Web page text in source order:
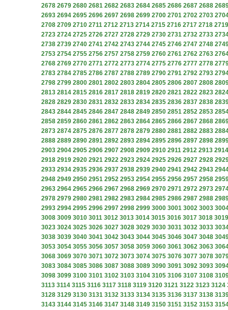
2678 2679 2680 2681 2682 2683 2684 2685 2686 2687 2688
2693 2694 2695 2696 2697 2698 2699 2700 2701 2702 2703
2708 2709 2710 2711 2712 2713 2714 2715 2716 2717 2718 2719
2723 2724 2725 2726 2727 2728 2729 2730 2731 2732 2733
2738 2739 2740 2741 2742 2743 2744 2745 2746 2747 2748
2753 2754 2755 2756 2757 2758 2759 2760 2761 2762 2763
2768 2769 2770 2771 2772 2773 2774 2775 2776 2777 2778
2783 2784 2785 2786 2787 2788 2789 2790 2791 2792 2793
2798 2799 2800 2801 2802 2803 2804 2805 2806 2807 2808
2813 2814 2815 2816 2817 2818 2819 2820 2821 2822 2823
2828 2829 2830 2831 2832 2833 2834 2835 2836 2837 2838
2843 2844 2845 2846 2847 2848 2849 2850 2851 2852 2853
2858 2859 2860 2861 2862 2863 2864 2865 2866 2867 2868
2873 2874 2875 2876 2877 2878 2879 2880 2881 2882 2883
2888 2889 2890 2891 2892 2893 2894 2895 2896 2897 2898
2903 2904 2905 2906 2907 2908 2909 2910 2911 2912 2913 2914
2918 2919 2920 2921 2922 2923 2924 2925 2926 2927 2928
2933 2934 2935 2936 2937 2938 2939 2940 2941 2942 2943
2948 2949 2950 2951 2952 2953 2954 2955 2956 2957 2958
2963 2964 2965 2966 2967 2968 2969 2970 2971 2972 2973
2978 2979 2980 2981 2982 2983 2984 2985 2986 2987 2988
2993 2994 2995 2996 2997 2998 2999 3000 3001 3002 3003
3008 3009 3010 3011 3012 3013 3014 3015 3016 3017 3018 3019
3023 3024 3025 3026 3027 3028 3029 3030 3031 3032 3033
3038 3039 3040 3041 3042 3043 3044 3045 3046 3047 3048
3053 3054 3055 3056 3057 3058 3059 3060 3061 3062 3063
3068 3069 3070 3071 3072 3073 3074 3075 3076 3077 3078
3083 3084 3085 3086 3087 3088 3089 3090 3091 3092 3093
3098 3099 3100 3101 3102 3103 3104 3105 3106 3107 3108
3113 3114 3115 3116 3117 3118 3119 3120 3121 3122 3123 3124
3128 3129 3130 3131 3132 3133 3134 3135 3136 3137 3138
3143 3144 3145 3146 3147 3148 3149 3150 3151 3152 3153